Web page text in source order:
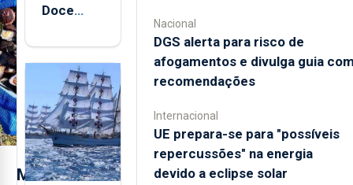
M
Doce
quinta-
feira nova
loja em
São
Sebastião
e cria 30
postos de
Nacional
DGS alerta para risco de
afogamentos e divulga guia
recomendações
Internacional
UE prepara-se para "possíveis
repercussões" na energia
devido a eclipse solar